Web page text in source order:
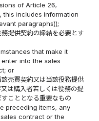
of Article 26,
this includes information
paragraphs));
提供契約の締結を必要とす
that make it
into the sales
or
売買契約又は当該役務提供
は購入者若しくは役務の提
こととなる重要なもの
preceding items, any
contract or the